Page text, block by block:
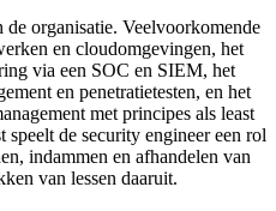
organisatie. Veelvoorkomende
en cloudomgevingen, het
via een SOC en SIEM, het
en penetratietesten, en het
met principes als least
de security engineer een rol
indammen en afhandelen van
van lessen daaruit.